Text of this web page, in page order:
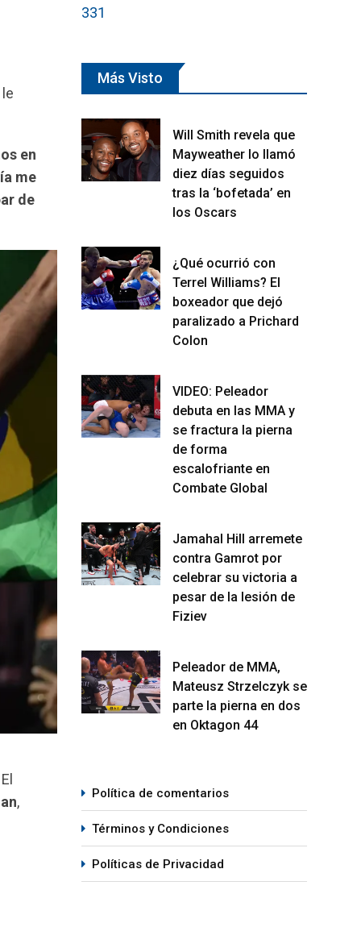
en
me
de
,
Más Visto
Will Smith revela que
Mayweather lo llamó
diez días seguidos
tras la ‘bofetada’ en
los Oscars
¿Qué ocurrió con
Terrel Williams? El
boxeador que dejó
paralizado a Prichard
Colon
VIDEO: Peleador
debuta en las MMA y
se fractura la pierna
de forma
escalofriante en
Combate Global
Jamahal Hill arremete
contra Gamrot por
celebrar su victoria a
pesar de la lesión de
Fiziev
Peleador de MMA,
Mateusz Strzelczyk se
parte la pierna en dos
en Oktagon 44
Política de comentarios
Términos y Condiciones
Políticas de Privacidad